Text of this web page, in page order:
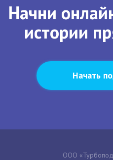
Начни
истории
Начать
ООО